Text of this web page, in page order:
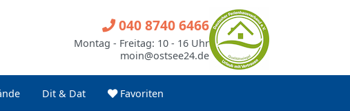
Dit & Dat Favoriten
040 8740 6466
Montag - Freitag: 10 - 16 Uhr
moin@ostsee24.de